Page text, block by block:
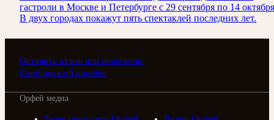
гастроли в Москве и Петербурге с 29 сентября по 14
В двух городах покажут пять спектаклей последних лет.
Оставить отзыв или пожелание
Сообщить об ошибке
Орфей медиа